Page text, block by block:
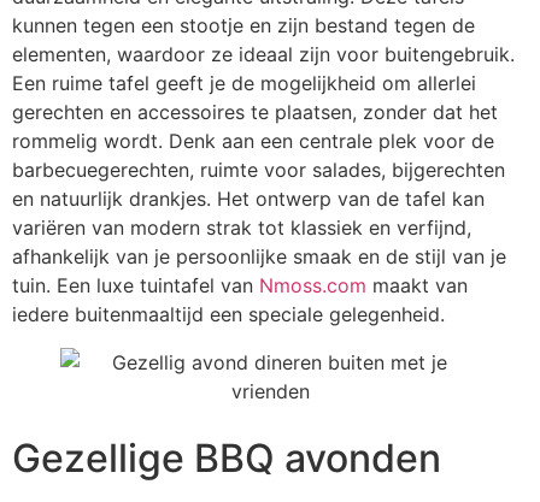
kunnen tegen een stootje en zijn bestand tegen de
elementen, waardoor ze ideaal zijn voor buitengebruik.
Een ruime tafel geeft je de mogelijkheid om allerlei
gerechten en accessoires te plaatsen, zonder dat het
rommelig wordt. Denk aan een centrale plek voor de
barbecuegerechten, ruimte voor salades, bijgerechten
en natuurlijk drankjes. Het ontwerp van de tafel kan
variëren van modern strak tot klassiek en verfijnd,
afhankelijk van je persoonlijke smaak en de stijl van je
tuin. Een luxe tuintafel van Nmoss.com maakt van
iedere buitenmaaltijd een speciale gelegenheid.
Gezellige BBQ avonden